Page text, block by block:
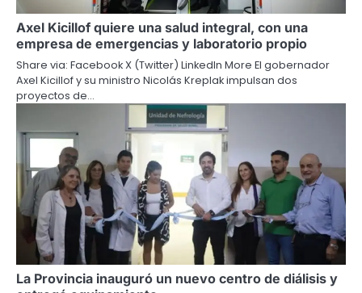
Axel Kicillof quiere una salud integral, con una
empresa de emergencias y laboratorio propio
Share via: Facebook X (Twitter) LinkedIn More El gobernador
Axel Kicillof y su ministro Nicolás Kreplak impulsan dos
proyectos de…
La Provincia inauguró un nuevo centro de diálisis y